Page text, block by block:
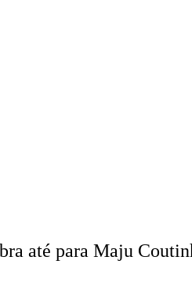
até para Maju